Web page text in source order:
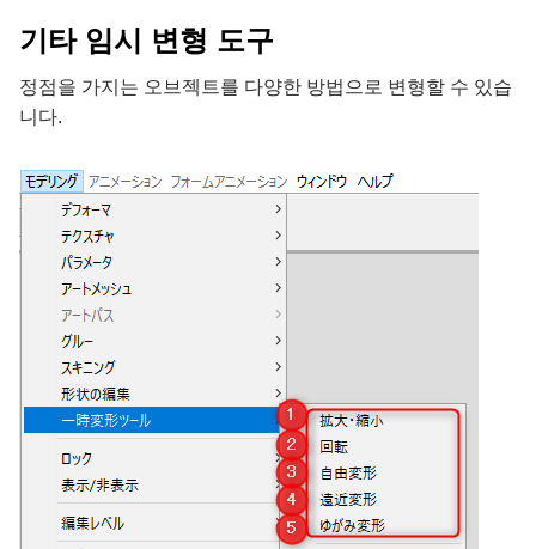
기타 임시 변형 도구
정점을 가지는 오브젝트를 다양한 방법으로 변형할 수 있습
니다.